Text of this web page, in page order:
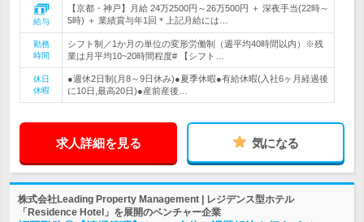
給与
【京都・神戸】月給 24万2500円～26万500円 ＋ 深夜手当(22時～
5時) ＋ 業績賞与年1回＊上記月給には…
勤務
時間
シフト制／1か月の単位の変形労働制（週平均40時間以内）※残
業は月平均10~20時間程度# 【シフト…
休日
休暇
●週休2日制(月8～9日休み)●夏季休暇●有給休暇(入社6ヶ月経過後
に10日,最高20日)●産前産後…
求人詳細を見る 気になる
株式会社Leading Property Management | レジデンス型ホテル
「Residence Hotel」を展開のベンチャー企業